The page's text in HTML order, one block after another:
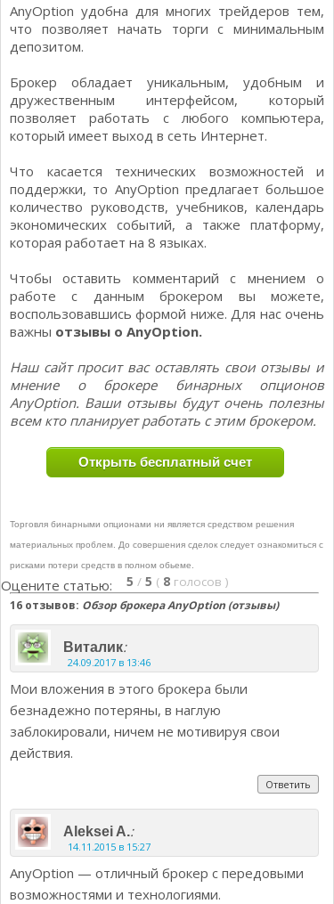
AnyOption удобна для многих трейдеров тем,
что позволяет начать торги с минимальным
депозитом.
Брокер обладает уникальным, удобным и
дружественным интерфейсом, который
позволяет работать с любого компьютера,
который имеет выход в сеть Интернет.
Что касается технических возможностей и
поддержки, то AnyOption предлагает большое
количество руководств, учебников, календарь
экономических событий, а также платформу,
которая работает на 8 языках.
Чтобы оставить комментарий с мнением о
работе с данным брокером вы можете,
воспользовавшись формой ниже. Для нас очень
важны отзывы о AnyOption.
Наш сайт просит вас оставлять свои отзывы и
мнение о брокере бинарных опционов
AnyOption. Ваши отзывы будут очень полезны
всем кто планирует работать с этим брокером.
Открыть бесплатный счет
Торговля бинарными опционами ни является средством решения
материальных проблем. До совершения сделок следует ознакомиться с
рисками потери средств в полном обьеме.
Оцените статью: 5 / 5 ( 8 голосов )
16 отзывов: Обзор брокера AnyOption (отзывы)
Виталик:
24.09.2017 в 13:46
Мои вложения в этого брокера были
безнадежно потеряны, в наглую
заблокировали, ничем не мотивируя свои
действия.
Ответить
Aleksei A.:
14.11.2015 в 15:27
AnyOption — отличный брокер с передовыми
возможностями и технологиями.